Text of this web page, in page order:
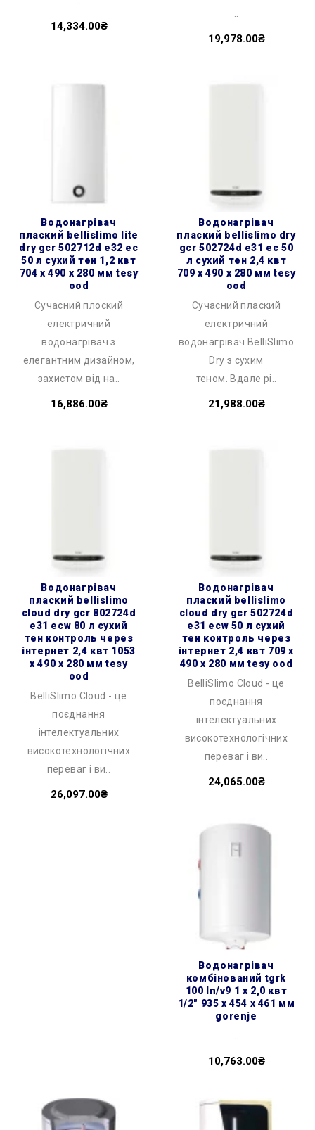
14,334.00₴
19,978.00₴
водонагрівач
плаский bellislimo lite
dry gcr 502712d e32 ec
50 л сухий тен 1,2 квт
704 x 490 x 280 мм tesy
ood
Сучасний плоский
електричний
водонагрівач з
елегантним дизайном,
захистом від на..
16,886.00₴
водонагрівач
плаский bellislimo dry
gcr 502724d e31 ec 50
л сухий тен 2,4 квт
709 x 490 x 280 мм tesy
ood
Сучасний плаский
електричний
водонагрівач BelliSlimo
Dry з сухим
теном. Вдале рі..
21,988.00₴
водонагрівач
плаский bellislimo
cloud dry gcr 802724d
e31 ecw 80 л сухий
тен контроль через
інтернет 2,4 квт 1053
x 490 x 280 мм tesy
ood
BelliSlimo Cloud - це
поєднання
інтелектуальних
високотехнологічних
переваг і ви..
26,097.00₴
водонагрівач
плаский bellislimo
cloud dry gcr 502724d
e31 ecw 50 л сухий
тен контроль через
інтернет 2,4 квт 709 x
490 x 280 мм tesy ood
BelliSlimo Cloud - це
поєднання
інтелектуальних
високотехнологічних
переваг і ви..
24,065.00₴
водонагрівач
комбінований tgrk
100 ln/v9 1 х 2,0 квт
1/2″ 935 x 454 x 461 мм
gorenje
10,763.00₴